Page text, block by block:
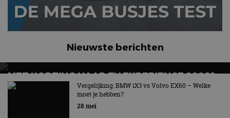
Nieuwste berichten
MET KORTING NAAR EV EXPERIENCE 2026?
AUTORAI REGELT HET!
EV Experience 2026 van 24 tot 26 september
Vergelijking: BMW iX3 vs Volvo EX60 – Welke
moet je hebben?
28 mei